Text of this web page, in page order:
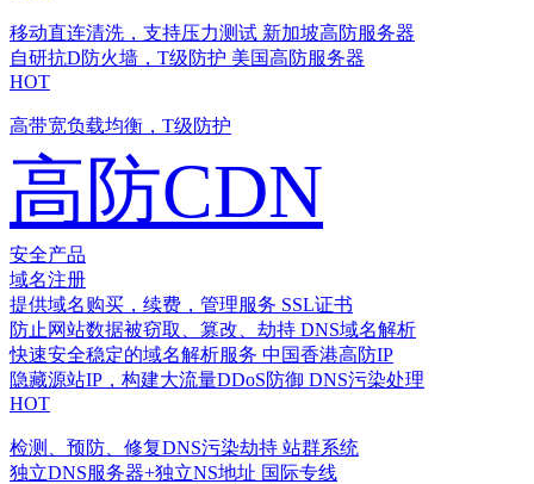
移动直连清洗，支持压力测试 新加坡高防服务器
自研抗D防火墙，T级防护 美国高防服务器
HOT
高带宽负载均衡，T级防护
高防CDN
安全产品
域名注册
提供域名购买，续费，管理服务 SSL证书
防止网站数据被窃取、篡改、劫持 DNS域名解析
快速安全稳定的域名解析服务 中国香港高防IP
隐藏源站IP，构建大流量DDoS防御 DNS污染处理
HOT
检测、预防、修复DNS污染劫持 站群系统
独立DNS服务器+独立NS地址 国际专线